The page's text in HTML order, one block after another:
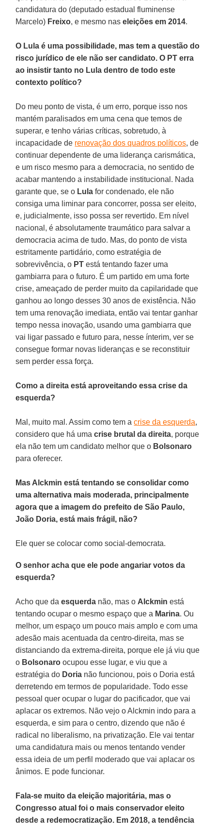
candidatura do (deputado estadual fluminense
Marcelo) Freixo, e mesmo naseleições em 2014.
O Lula é uma possibilidade, mas tem a questão do
risco jurídico de ele não ser candidato. O PT erra
ao insistir tanto no Lula dentro de todo este
contexto político?
Do meu ponto de vista, é um erro, porque isso nos
mantém paralisados em uma cena que temos de
superar, e tenho várias críticas, sobretudo, à
incapacidade de renovação dos quadros políticos, de
continuar dependente de uma liderança carismática,
e um risco mesmo para a democracia, no sentido de
acabar mantendo a instabilidade institucional. Nada
garante que, se o Lula for condenado, ele não
consiga uma liminar para concorrer, possa ser eleito,
e, judicialmente, isso possa ser revertido. Em nível
nacional, é absolutamente traumático para salvar a
democracia acima de tudo. Mas, do ponto de vista
estritamente partidário, como estratégia de
sobrevivência, o PT está tentando fazer uma
gambiarra para o futuro. É um partido em uma forte
crise, ameaçado de perder muito da capilaridade que
ganhou ao longo desses 30 anos de existência. Não
tem uma renovação imediata, então vai tentar ganhar
tempo nessa inovação, usando uma gambiarra que
vai ligar passado e futuro para, nesse ínterim, ver se
consegue formar novas lideranças e se reconstituir
sem perder essa força.
Como a direita está aproveitando essa crise da
esquerda?
Mal, muito mal. Assim como tem acrise da esquerda,
considero que há umacrise brutal da direita, porque
ela não tem um candidato melhor que o Bolsonaro
para oferecer.
Mas Alckmin está tentando se consolidar como
uma alternativa mais moderada, principalmente
agora que a imagem do prefeito de São Paulo,
João Doria, está mais frágil, não?
Ele quer se colocar como social-democrata.
O senhor acha que ele pode angariar votos da
esquerda?
Acho que daesquerda não, mas o Alckmin está
tentando ocupar o mesmo espaço que a Marina. Ou
melhor, um espaço um pouco mais amplo e com uma
adesão mais acentuada da centro-direita, mas se
distanciando da extrema-direita, porque ele já viu que
o Bolsonaro ocupou esse lugar, e viu que a
estratégia do Doria não funcionou, pois o Doria está
derretendo em termos de popularidade. Todo esse
pessoal quer ocupar o lugar do pacificador, que vai
aplacar os extremos. Não vejo o Alckmin indo para a
esquerda, e sim para o centro, dizendo que não é
radical no liberalismo, na privatização. Ele vai tentar
uma candidatura mais ou menos tentando vender
essa ideia de um perfil moderado que vai aplacar os
ânimos. E pode funcionar.
Fala-se muito da eleição majoritária, mas o
Congresso atual foi o mais conservador eleito
desde a redemocratização. Em 2018, a tendência